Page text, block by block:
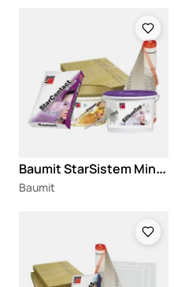
B
aumit StarSistem Mineral
Baumit